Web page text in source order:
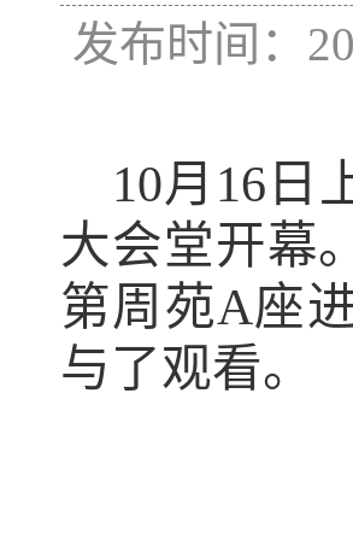
发布时间：
10月 16 日
大会堂开幕
第周苑A座
与了观看。